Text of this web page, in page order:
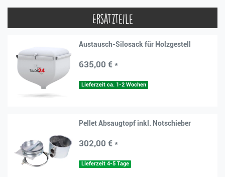
Ersatzteile
Austausch-Silosack für Holzgestell
635,00 € *
Lieferzeit ca. 1-2 Wochen
Pellet Absaugtopf inkl. Notschieber
302,00 € *
Lieferzeit 4-5 Tage